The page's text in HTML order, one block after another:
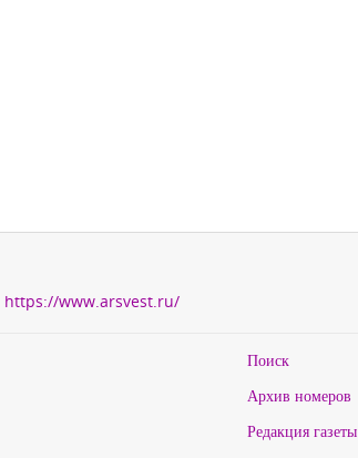
https://www.arsvest.ru/
Поиск
Архив номеров
Редакция газеты